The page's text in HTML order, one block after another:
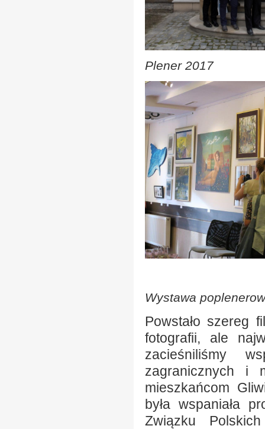
Plener 2017
Wystawa
Powstało szereg
fotografii, ale
zacieśniliśmy
zagranicznych i
mieszkańcom
była wspaniała
Związku